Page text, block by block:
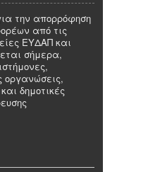
την απορρόφηση
από τις
ΕΥΔΑΠ και
σήμερα,
οργανώσεις,
δημοτικές